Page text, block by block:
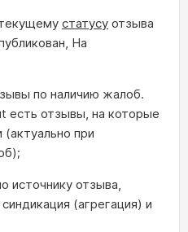
статусу отзыва
На
по наличию жалоб.
есть отзывы, на которые
(актуально при
источнику отзыва,
(агрегация) и